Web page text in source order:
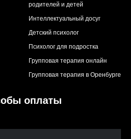
родителей и детей
Интеллектуальный досуг
Детский психолог
Психолог для подростка
Групповая терапия онлайн
Групповая терапия в Оренбурге
оплаты